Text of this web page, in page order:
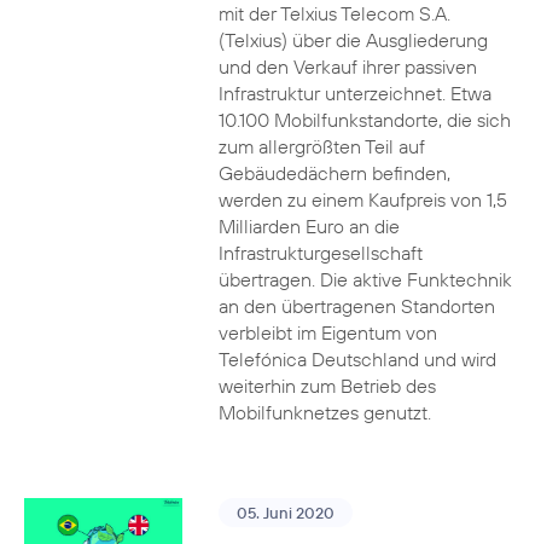
mit der Telxius Telecom S.A.
(Telxius) über die Ausgliederung
und den Verkauf ihrer passiven
Infrastruktur unterzeichnet. Etwa
10.100 Mobilfunkstandorte, die sich
zum allergrößten Teil auf
Gebäudedächern befinden,
werden zu einem Kaufpreis von 1,5
Milliarden Euro an die
Infrastrukturgesellschaft
übertragen. Die aktive Funktechnik
an den übertragenen Standorten
verbleibt im Eigentum von
Telefónica Deutschland und wird
weiterhin zum Betrieb des
Mobilfunknetzes genutzt.
05. Juni 2020